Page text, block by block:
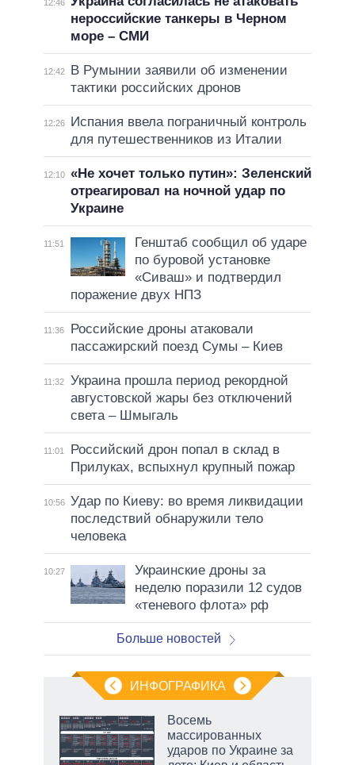
12:46
нероссийские танкеры в Черном
море – СМИ
12:42
В Румынии заявили об изменении
тактики российских дронов
12:26
Испания ввела пограничный контроль
для путешественников из Италии
12:10 «Не хочет только путин»: Зеленский
отреагировал на ночной удар по
Украине
11:51
Генштаб сообщил об ударе
по буровой установке
«Сиваш» и подтвердил
поражение двух НПЗ
11:36
Российские дроны атаковали
пассажирский поезд Сумы – Киев
11:32
Украина прошла период рекордной
августовской жары без отключений
света – Шмыгаль
11:01
Российский дрон попал в склад в
Прилуках, вспыхнул крупный пожар
10:56 Удар по Киеву: во время ликвидации
последствий обнаружили тело
человека
10:27
Украинские дроны за
неделю поразили 12 судов
«теневого флота» рф
Больше новостей
ИНФОГРАФИКА
Восемь
массированных
ударов по Украине за